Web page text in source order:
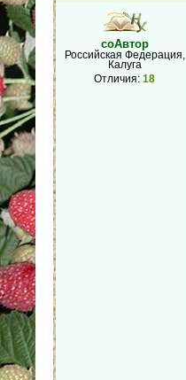
соАвтор
Российская Федерация,
Калуга
Отличия: 18